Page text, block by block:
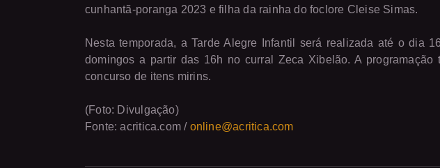
cunhantã-poranga 2023 e filha da rainha do foclore Cleise Simas.
Nesta temporada, a Tarde Alegre Infantil será realizada até o dia
domingos a partir das 16h no curral Zeca Xibelão. A programação
concurso de itens mirins.
(Foto: Divulgação)
Fonte: acritica.com / online@acritica.com